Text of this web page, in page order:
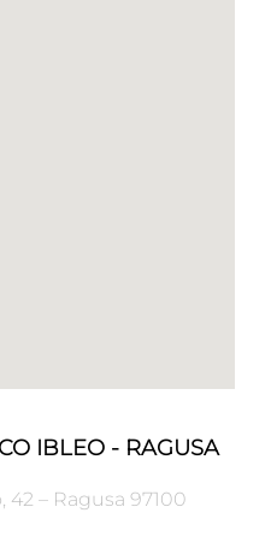
IBLEO - RAGUSA
42 – Ragusa 97100